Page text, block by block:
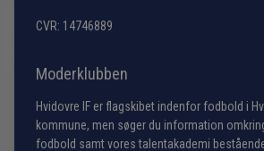
CVR: 14746889
Moderklubben
Hvidovre IF er flagskibet indenfor fodbold i
kommune, men søger du information
fodbold samt vores talentakademi